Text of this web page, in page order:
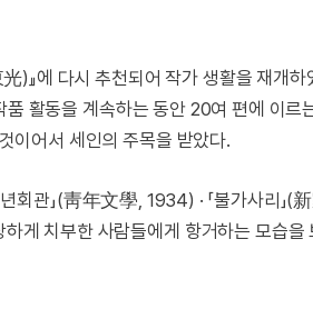
)』에 다시 추천되어 작가 생활을 재개하
품 활동을 계속하는 동안 20여 편에 이
이어서 세인의 주목을 받았다.
년회관」(靑年文學, 1934) · 「불가사리
게 치부한 사람들에게 항거하는 모습